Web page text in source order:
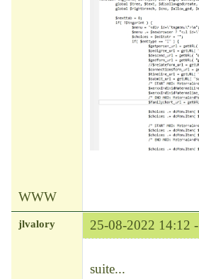
WWW
jlvalory 25-08-2022 14:12 -
suite...